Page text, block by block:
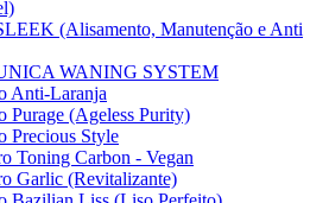
(Alisamento, Manutenção e Anti
WANING SYSTEM
Anti-Laranja
Purage (Ageless Purity)
Precious Style
Toning Carbon - Vegan
Garlic (Revitalizante)